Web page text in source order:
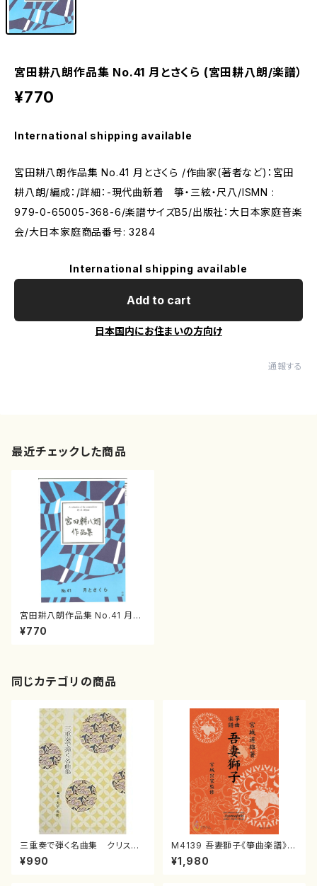
宮田耕八朗作品集 No.41 月とさくら (宮田耕八朗/楽譜）
¥770
International shipping available
宮田耕八朗作品集 No.41 月とさくら /作曲家(著者など)：宮田
耕八朗/編成：/詳細：-現代曲新着 箏・三絃・尺八/ISMN :
979-0-65005-368-6/楽譜サイズB5/出版社：大日本家庭音楽
会/大日本家庭商品番号: 3284
International shipping available
Add to cart
日本国内にお住まいの方向け
通報する
最近チェックした商品
宮田耕八朗作品集 No.41 月と
さくら (宮田耕八朗/楽譜）
¥770
同じカテゴリの商品
三重奏で弾く名曲集 クリスマ
スメドレー( 箏2/大平光美 編
曲/楽譜）
¥990
M4139 吾妻獅子《箏曲楽譜》
（箏/宮城道雄著・宮城宗家監修/
箏曲古典楽譜）
¥1,980